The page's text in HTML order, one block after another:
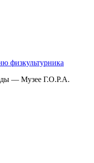
физкультурника
— Музее Г.О.Р.А.